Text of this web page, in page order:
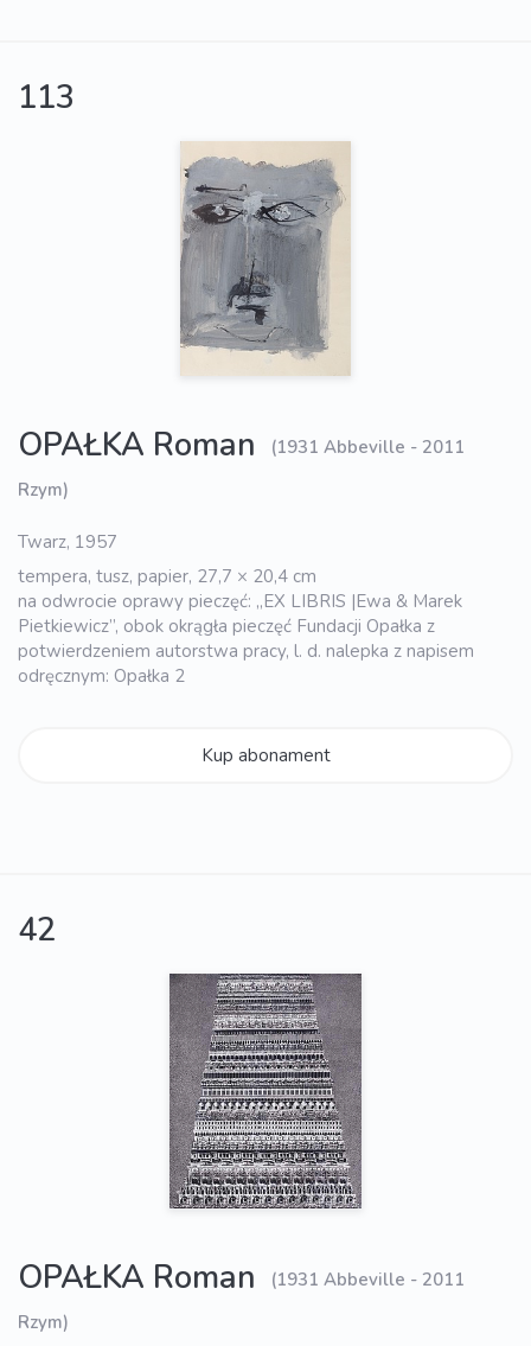
113
OPAŁKA Roman
(1931 Abbeville - 2011
Rzym)
Twarz, 1957
tempera, tusz, papier, 27,7 × 20,4 cm
na odwrocie oprawy pieczęć: „EX LIBRIS |Ewa & Marek
Pietkiewicz”, obok okrągła pieczęć Fundacji Opałka z
potwierdzeniem autorstwa pracy, l. d. nalepka z napisem
odręcznym: Opałka 2
Kup abonament
42
OPAŁKA Roman
(1931 Abbeville - 2011
Rzym)